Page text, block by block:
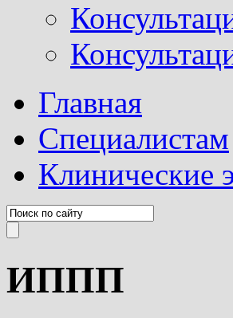
Главная
Специалистам
Клинические
ИППП